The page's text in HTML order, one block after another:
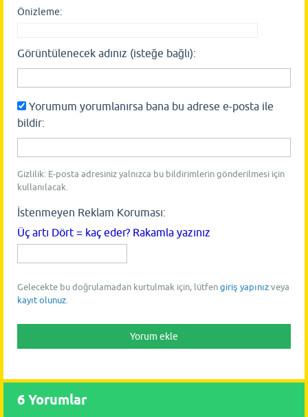
Önizleme:
Görüntülenecek adınız (isteğe bağlı):
Yorumum yorumlanırsa bana bu adrese e-posta ile
bildir:
Gizlilik: E-posta adresiniz yalnızca bu bildirimlerin gönderilmesi için
kullanılacak.
İstenmeyen Reklam Koruması:
Üç artı Dört = kaç eder? Rakamla yazınız
Gelecekte bu doğrulamadan kurtulmak için, lütfen giriş yapınız veya
kayıt olunuz.
6 Yorumlar